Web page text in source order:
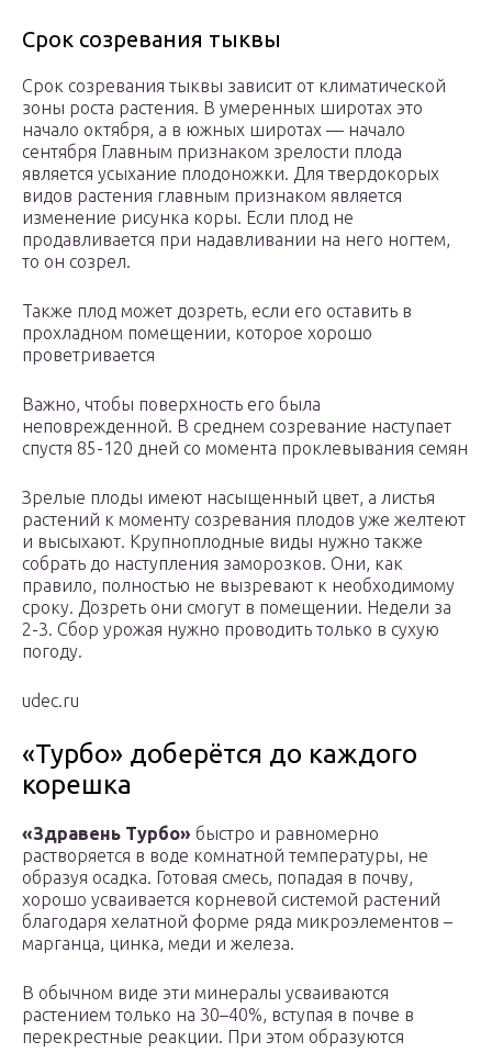
Срок созревания тыквы
Срок созревания тыквы зависит от климатической
зоны роста растения. В умеренных широтах это
начало октября, а в южных широтах — начало
сентября Главным признаком зрелости плода
является усыхание плодоножки. Для твердокорых
видов растения главным признаком является
изменение рисунка коры. Если плод не
продавливается при надавливании на него ногтем,
то он созрел.
Также плод может дозреть, если его оставить в
прохладном помещении, которое хорошо
проветривается
Важно, чтобы поверхность его была
неповрежденной. В среднем созревание наступает
спустя 85-120 дней со момента проклевывания семян
Зрелые плоды имеют насыщенный цвет, а листья
растений к моменту созревания плодов уже желтеют
и высыхают. Крупноплодные виды нужно также
собрать до наступления заморозков. Они, как
правило, полностью не вызревают к необходимому
сроку. Дозреть они смогут в помещении. Недели за
2-3. Сбор урожая нужно проводить только в сухую
погоду.
udec.ru
«Турбо» доберётся до каждого
корешка
«Здравень Турбо» быстро и равномерно
растворяется в воде комнатной температуры, не
образуя осадка. Готовая смесь, попадая в почву,
хорошо усваивается корневой системой растений
благодаря хелатной форме ряда микроэлементов –
марганца, цинка, меди и железа.
В обычном виде эти минералы усваиваются
растением только на 30–40%, вступая в почве в
перекрестные реакции. При этом образуются